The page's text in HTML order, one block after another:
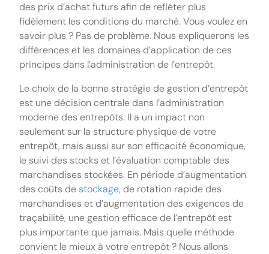
des prix d’achat futurs afin de refléter plus
fidèlement les conditions du marché. Vous voulez en
savoir plus ? Pas de problème. Nous expliquerons les
différences et les domaines d’application de ces
principes dans l’administration de l’entrepôt.
Le choix de la bonne stratégie de gestion d’entrepôt
est une décision centrale dans l’administration
moderne des entrepôts. Il a un impact non
seulement sur la structure physique de votre
entrepôt, mais aussi sur son efficacité économique,
le suivi des stocks et l’évaluation comptable des
marchandises stockées. En période d’augmentation
des coûts de stockage, de rotation rapide des
marchandises et d’augmentation des exigences de
traçabilité, une gestion efficace de l’entrepôt est
plus importante que jamais. Mais quelle méthode
convient le mieux à votre entrepôt ? Nous allons